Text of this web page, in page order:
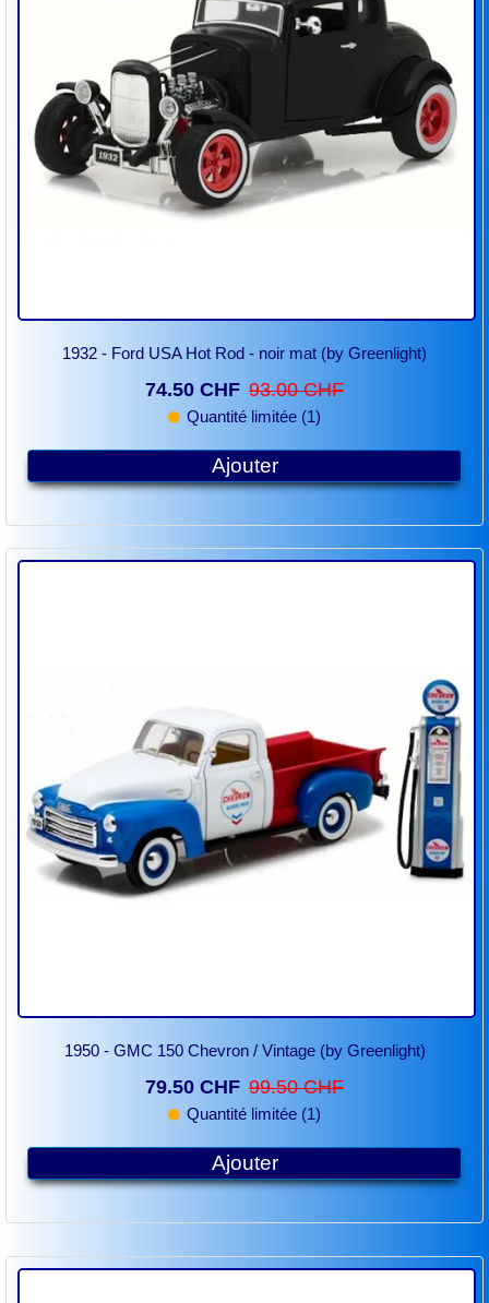
1932 - Ford USA Hot Rod - noir mat (by Greenlight)
74.50 CHF 93.00 CHF
Quantité limitée (1)
Ajouter
1950 - GMC 150 Chevron / Vintage (by Greenlight)
79.50 CHF 99.50 CHF
Quantité limitée (1)
Ajouter